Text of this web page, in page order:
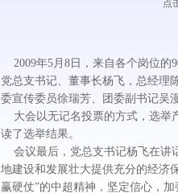
点
2009年5月8日，来自各个岗位的
党总支书记、董事长杨飞，总经理
委宣传委员徐瑞芳、团委副书记吴
大会以无记名投票的方式，选举
读了选举结果。
会议最后，党总支书记杨飞在讲
地建设和发展壮大提供充分的经济
赢硬仗”的中超精神，坚定信心，